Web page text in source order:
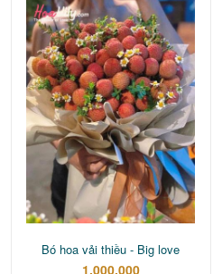
Bó hoa vải thiều - Big love
1,000,000